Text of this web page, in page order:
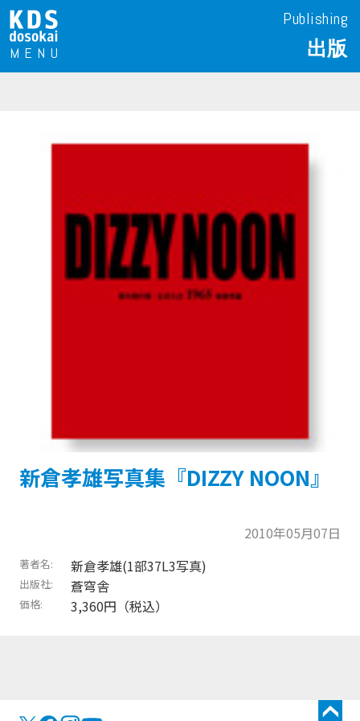
Publishing
出版
新倉孝雄写真集『DIZZY NOON』
2010年05月07日
著者名 新倉孝雄(1部37L3写真)
出版社 蒼穹舎
価格 3,360円（税込）